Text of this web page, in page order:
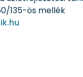
135-ös mellék